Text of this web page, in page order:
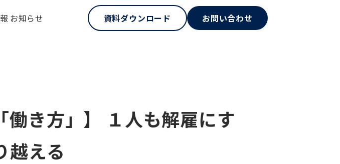
お知らせ 資料ダウンロード お問い合わせ
働き方」】 １人も解雇にす
越える